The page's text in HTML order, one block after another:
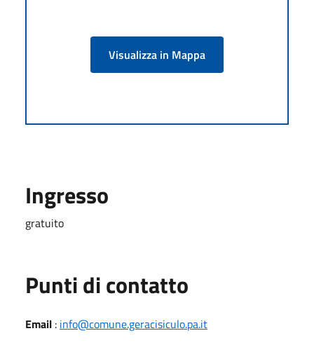
Visualizza in Mappa
Ingresso
gratuito
Punti di contatto
Email : info@comune.geracisiculo.pa.it